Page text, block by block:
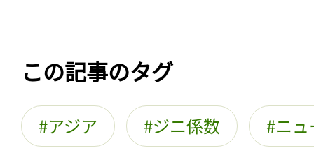
この記事のタグ
アジア ジニ係数 ニ